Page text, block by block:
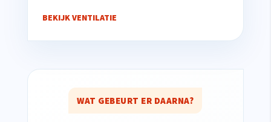
BEKIJK VENTILATIE
WAT GEBEURT ER DAARNA?